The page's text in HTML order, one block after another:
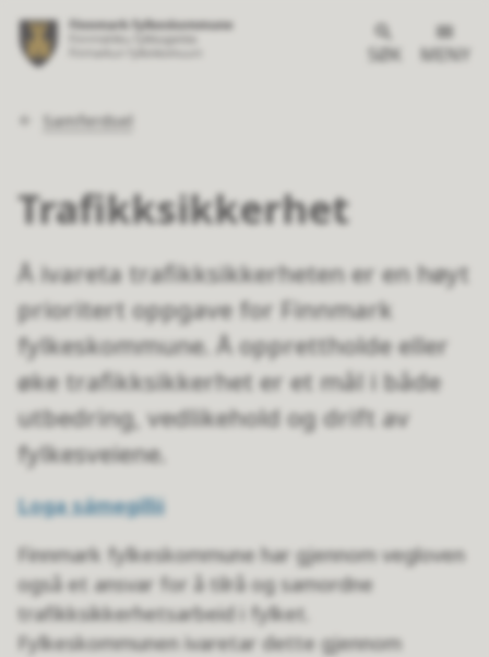
SØK MENY
Du
Samferdsel
Trafikksikkerhet
Å ivareta trafikksikkerheten er en høyt
prioritert oppgave for Finnmark
fylkeskommune. Å opprettholde eller
øke trafikksikkerhet er et mål i både
utbedring, vedlikehold og drift av
fylkesveiene.
Loga sámegillii
Finnmark fylkeskommune har gjennom vegloven
også et ansvar for å tilrå og samordne
trafikksikkerhetsarbeid i fylket.
Fylkeskommunen ivaretar dette gjennom